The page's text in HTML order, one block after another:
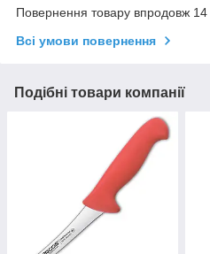
Повернення товару впродовж 14
Всі умови повернення
Подібні товари компанії